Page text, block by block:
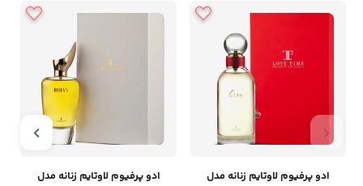
ادو پرفیوم لاوتایم زنانه مدل
ادو پرفیوم لاوتایم زنانه مدل